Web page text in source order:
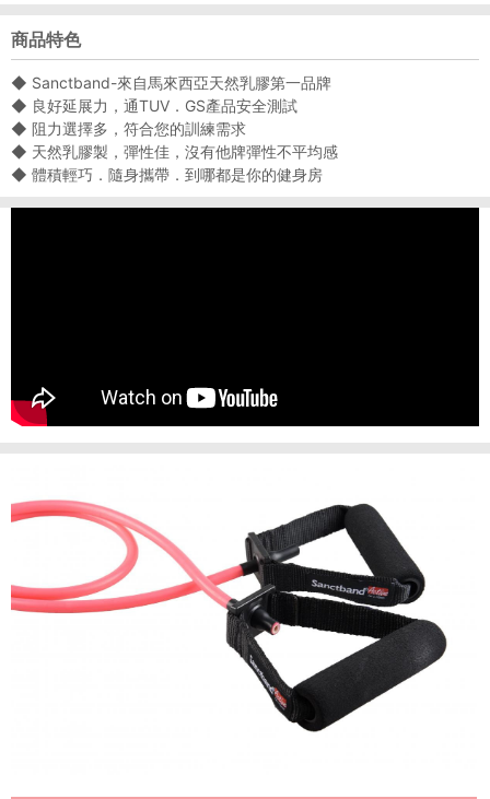
商品特色
◆ Sanctband-來自馬來西亞天然乳膠第一品牌
◆ 良好延展力，通TUV．GS產品安全測試
◆ 阻力選擇多，符合您的訓練需求
◆ 天然乳膠製，彈性佳，沒有他牌彈性不平均感
◆ 體積輕巧．隨身攜帶．到哪都是你的健身房